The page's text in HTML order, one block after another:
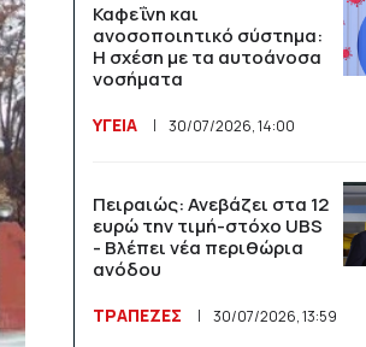
Καφεΐνη και
ανοσοποιητικό σύστημα:
Η σχέση με τα αυτοάνοσα
νοσήματα
ΥΓΕΙΑ 30/07/2026, 14:00
Πειραιώς: Ανεβάζει στα 12
ευρώ την τιμή-στόχο UBS
- Βλέπει νέα περιθώρια
ανόδου
ΤΡΑΠΕΖΕΣ 30/07/2026, 13:59